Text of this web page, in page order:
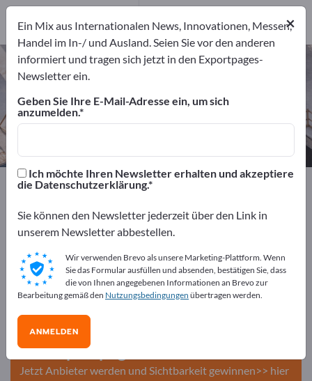
Geotextilien – Hersteller und
Anbieter Hersteller
3
3
Exportpages Textilien Geotextilien
Kostenlos inserieren auf
Bedarfe – Angebote – Gebrauchtwaren –
Geschäftskontakte>> hier starten
Veröffentlichen Sie Ihr
Unternehmen und Ihre Produkte
auf Exportpages.
Jetzt Anbieter werden und Sichtbarkeit gewinnen>> hier
×
Ein Mix aus Internationalen News, Innovationen, Messen,
Handel im In-/ und Ausland. Seien Sie vor den anderen
informiert und tragen sich jetzt in den Exportpages-
Newsletter ein.
Geben Sie Ihre E-Mail-Adresse ein, um sich
anzumelden.
Ich möchte Ihren Newsletter erhalten und akzeptiere
die Datenschutzerklärung.
Sie können den Newsletter jederzeit über den Link in
unserem Newsletter abbestellen.
Wir verwenden Brevo als unsere Marketing-Plattform. Wenn
Sie das Formular ausfüllen und absenden, bestätigen Sie, dass
die von Ihnen angegebenen Informationen an Brevo zur
Bearbeitung gemäß den Nutzungsbedingungen übertragen werden.
ANMELDEN